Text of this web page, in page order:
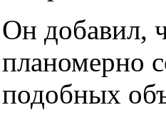
Он добавил,
планомерно
подобных